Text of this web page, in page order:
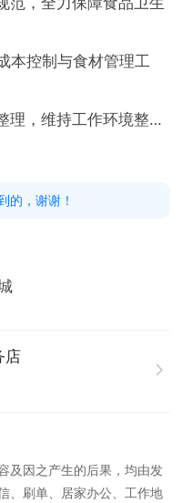
本控制与食材管理工
理，维持工作环境整洁
多种菜品的能力。
遵守相关规定。
的，谢谢！
店
及因之产生的后果，均由发
、刷单、居家办公、工作地